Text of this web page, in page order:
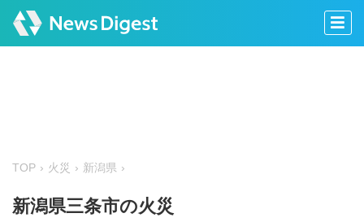
TOP 火災 新潟県
新潟県三条市の火災